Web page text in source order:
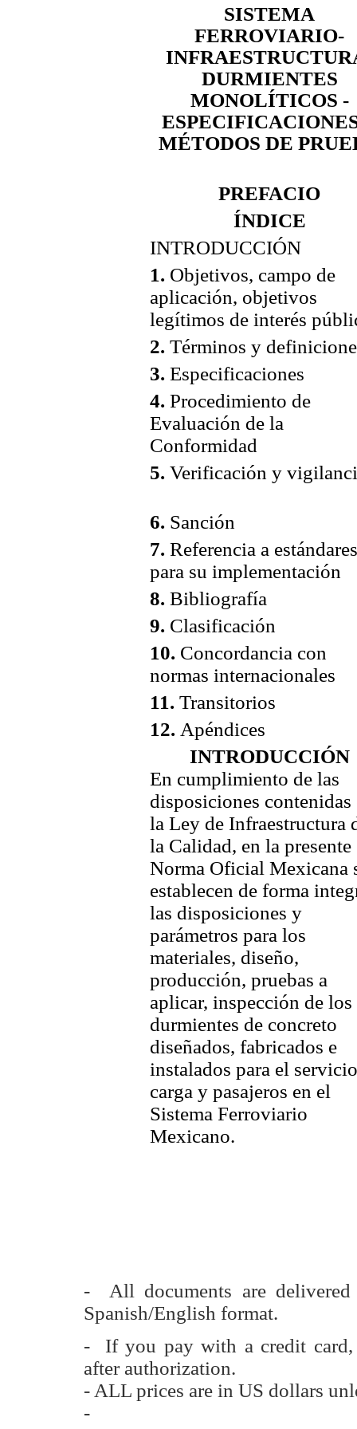
SISTEMA
FERROVIARIO-
DURMIENTES
MONOLÍTICOS -
MÉTODOS DE
PREFACIO
ÍNDICE
INTRODUCCIÓN
1. Objetivos, campo de
aplicación, objetivos
legítimos de interés
2. Términos y
3. Especificaciones
4. Procedimiento de
Evaluación de la
Conformidad
5. Verificación y
6. Sanción
7. Referencia a
para su implementación
8. Bibliografía
9. Clasificación
10. Concordancia con
normas internacionales
11.Transitorios
12. Apéndices
INTRODUCCIÓN
En cumplimiento de las
disposiciones contenidas
la Ley de Infraestructura
la Calidad, en la presente
Norma Oficial Mexicana
establecen de forma
las disposiciones y
parámetros para los
materiales, diseño,
producción, pruebas a
aplicar, inspección de los
durmientes de concreto
diseñados, fabricados e
instalados para el
carga y pasajeros en el
Sistema Ferroviario
Mexicano.
- All documents are
Spanish/English format.
- If you pay with a credit card,
after authorization.
- ALL prices are in US dollars
-